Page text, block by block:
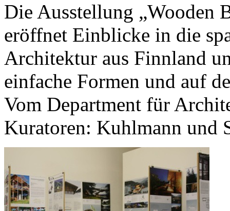
Die Ausstellung „Wooden
eröffnet Einblicke in die
Architektur aus Finnland
einfache Formen und auf
Vom Department für
Kuratoren: Kuhlmann und